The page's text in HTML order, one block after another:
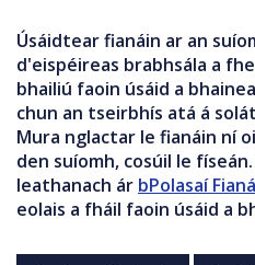
Úsáidtear fianáin ar an
d'eispéireas brabhsála a
bhailiú faoin úsáid a
chun an tseirbhís atá á
Mura nglactar le fianáin ní
den suíomh, cosúil le
leathanach ár bPolasaí
eolais a fháil faoin úsáid a